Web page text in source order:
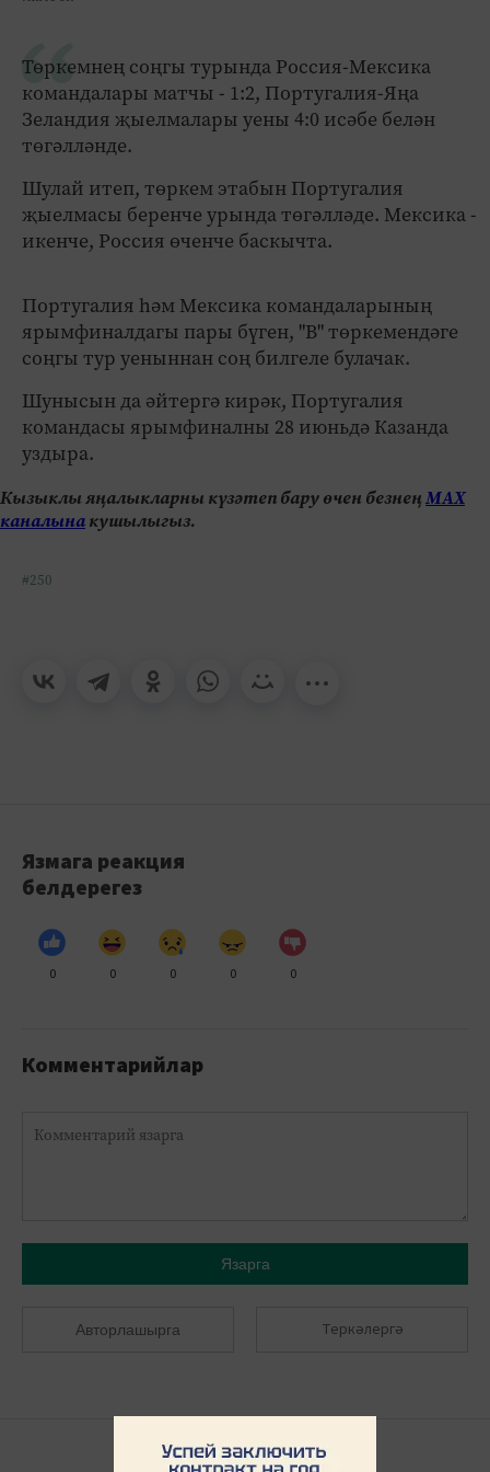
Төркемнең соңгы турында Россия-Мексика
командалары матчы - 1:2, Португалия-Яңа
Зеландия җыелмалары уены 4:0 исәбе белән
төгәлләнде.
Шулай итеп, төркем этабын Португалия
җыелмасы беренче урында төгәлләде. Мексика -
икенче, Россия өченче баскычта.
Португалия һәм Мексика командаларының
ярымфиналдагы пары бүген, "В" төркемендәге
соңгы тур уеныннан соң билгеле булачак.
Шунысын да әйтергә кирәк, Португалия
командасы ярымфиналны 28 июньдә Казанда
уздыра.
Кызыклы яңалыкларны күзәтеп бару өчен безнеңМАХ
каналынакушылыгыз.
#250
Язмага реакция
белдерегез
0 0 0 0 0
Комментарийлар
Язарга
Авторлашырга Теркәлергә